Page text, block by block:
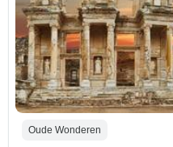
Oude Wonderen